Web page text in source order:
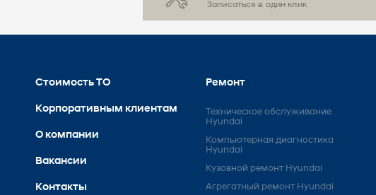
Записаться в один клик
Стоимость ТО
Корпоративным клиентам
О компании
Вакансии
Контакты
Ремонт
Техническое обслуживание
Hyundai
Компьютерная диагностика
Hyundai
Кузовной ремонт Hyundai
Агрегатный ремонт Hyundai